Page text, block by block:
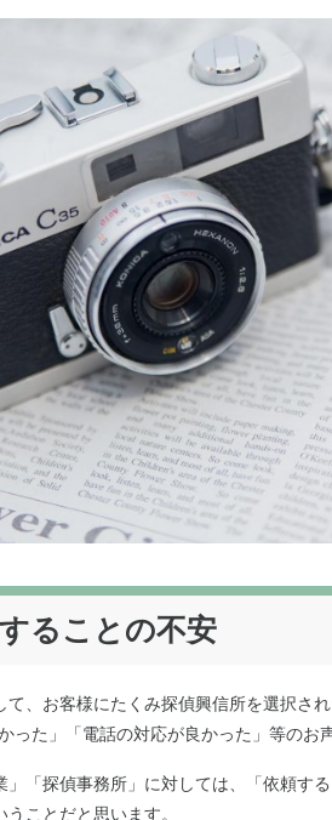
ることの不安
て、お客様にたくみ探偵興信所を選択さ
った」「電話の対応が良かった」等のお
」「探偵事務所」に対しては、「依頼す
ことだと思います。